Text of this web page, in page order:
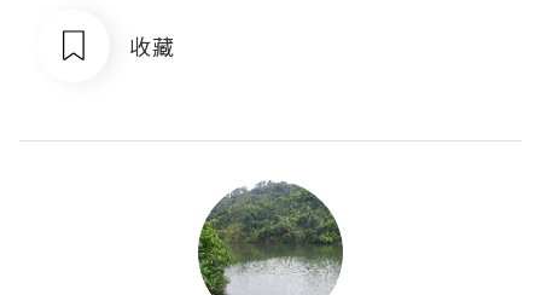
收藏